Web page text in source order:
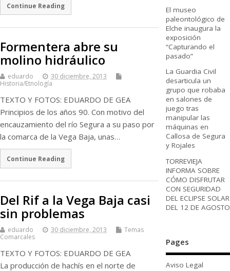
Continue Reading
Formentera abre su
molino hidráulico
eduardo
30 diciembre, 2013
Historia/Etnología
TEXTO Y FOTOS: EDUARDO DE GEA
Principios de los años 90. Con motivo del
encauzamiento del río Segura a su paso por
la comarca de la Vega Baja, unas…
Continue Reading
Del Rif a la Vega Baja casi
sin problemas
eduardo 30 diciembre, 2013
Temas
Comarcales
TEXTO Y FOTOS: EDUARDO DE GEA
La producción de hachís en el norte de
El museo
paleontológico de
Elche inaugura la
exposición
“Capturando el
pasado”
La Guardia Civil
desarticula un
grupo que robaba
en salones de
juego tras
manipular las
máquinas en
Callosa de Segura
y Rojales
TORREVIEJA
INFORMA SOBRE
CÓMO DISFRUTAR
CON SEGURIDAD
DEL ECLIPSE SOLAR
DEL 12 DE AGOSTO
Pages
Aviso Legal